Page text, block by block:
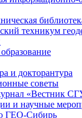
техникум
и докторантура
советы
«Вестник
и научные
ГЕО-Сибирь